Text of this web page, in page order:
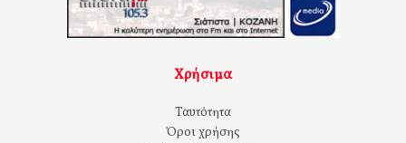
Χρήσιμα
Ταυτότητα
Όροι χρήσης